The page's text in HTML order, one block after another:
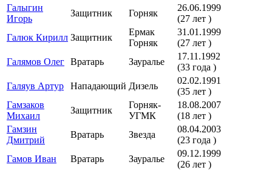
Галыгин
Игорь
Защитник Горняк
26.06.1999
(27 лет )
Галюк Кирилл Защитник
Ермак
Горняк
31.01.1999
(27 лет )
Галямов Олег Вратарь Зауралье
17.11.1992
(33 года )
Галяув Артур
Нападающий Дизель
02.02.1991
(35 лет )
Гамзаков
Михаил
Защитник
Горняк-
УГМК
18.08.2007
(18 лет )
Гамзин
Дмитрий
Вратарь Звезда
08.04.2003
(23 года )
Гамов Иван
Вратарь Зауралье
09.12.1999
(26 лет )